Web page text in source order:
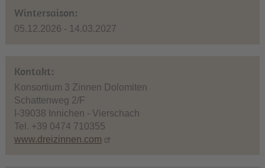
Wintersaison:
05.12.2026 - 14.03.2027
Kontakt:
Konsortium 3 Zinnen Dolomiten
Schattenweg 2/F
I-39038 Innichen - Vierschach
Tel. +39 0474 710355
www.dreizinnen.com